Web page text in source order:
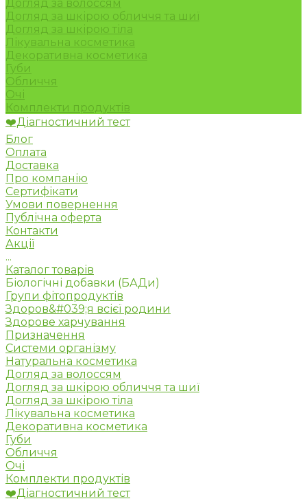
Догляд за волоссям
Догляд за шкірою обличчя та шиї
Догляд за шкірою тіла
Лікувальна косметика
Декоративна косметика
Губи
Обличчя
Очі
Комплекти продуктів
❤️Діагностичний тест
Блог
Оплата
Доставка
Про компанію
Сертифікати
Умови повернення
Публічна оферта
Контакти
Акції
...
Каталог товарів
Біологічні добавки (БАДи)
Групи фітопродуктів
Здоров&#039;я всієї родини
Здорове харчування
Призначення
Системи організму
Натуральна косметика
Догляд за волоссям
Догляд за шкірою обличчя та шиї
Догляд за шкірою тіла
Лікувальна косметика
Декоративна косметика
Губи
Обличчя
Очі
Комплекти продуктів
❤️Діагностичний тест